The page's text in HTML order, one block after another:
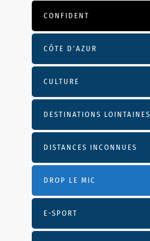
CONFIDENT
CÔTE D’AZUR
CULTURE
DESTINATIONS LOINTAINES
DISTANCES INCONNUES
DROP LE MIC
E-SPORT